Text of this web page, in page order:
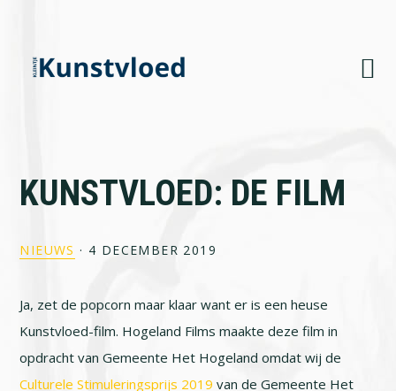
primary
navigation
content
footer
KUNSTVLOED: DE FILM
NIEUWS · 4 DECEMBER 2019
Ja, zet de popcorn maar klaar want er is een heuse
Kunstvloed-film. Hogeland Films maakte deze film in
opdracht van Gemeente Het Hogeland omdat wij de
Culturele Stimuleringsprijs 2019 van de Gemeente Het